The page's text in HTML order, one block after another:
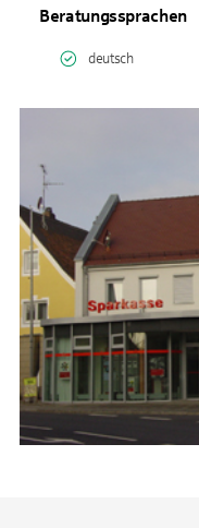
Beratungssprachen
deutsch